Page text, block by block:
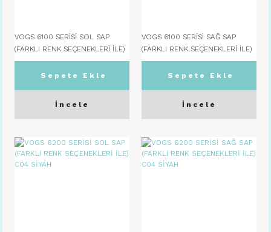
VOGS 6100 SERİSİ SOL SAP
(FARKLI RENK SEÇENEKLERİ İLE)
C11 GÜL KURUSU
Sepete Ekle
İncele
VOGS 6100 SERİSİ SAĞ SAP
(FARKLI RENK SEÇENEKLERİ İLE)
C11 GÜL KURUSU
Sepete Ekle
İncele